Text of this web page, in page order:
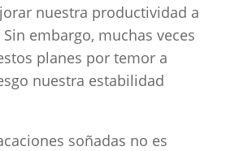
nuestra productividad a
embargo, muchas veces
planes por temor a
nuestra estabilidad
soñadas no es